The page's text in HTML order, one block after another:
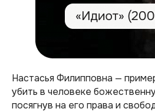
Настасья Филипповна —
убить в человеке
посягнув на его права и